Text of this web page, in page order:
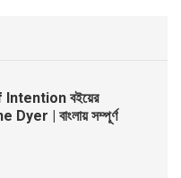
বইয়ের
Dyer | বাংলায় সম্পূর্ণ